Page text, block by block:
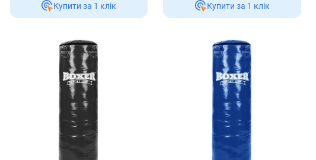
Купити за 1 клiк Купити за 1 клiк